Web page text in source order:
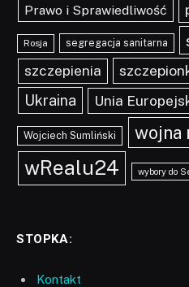
Prawo i Sprawiedliwość
Rosja segregacja sanitarna
szczepienia
Ukraina Unia
Wojciech Sumliński wojna
wRealu24 wybory do
STOPKA:
Kontakt